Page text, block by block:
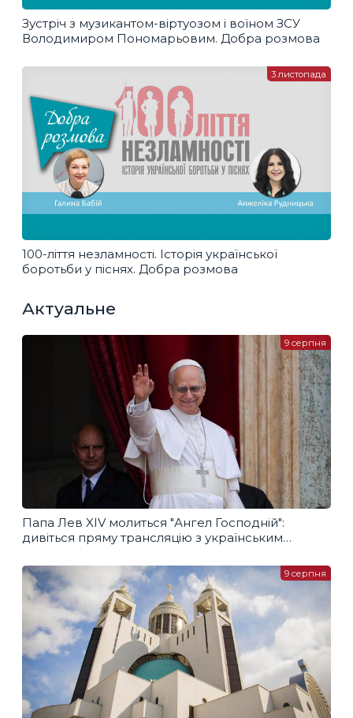
Зустріч з музикантом-віртуозом і воїном ЗСУ
Володимиром Пономарьовим. Добра розмова
100-ліття незламності. Історія української
боротьби у піснях. Добра розмова
3 листопада
Актуальне
Папа Лев XIV молиться "Ангел Господній":
дивіться пряму трансляцію з українським
9 серпня
9 серпня